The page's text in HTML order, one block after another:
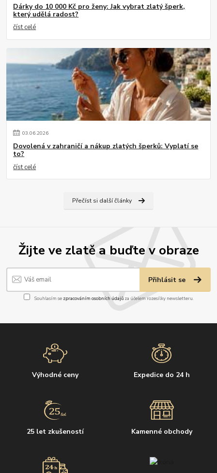
Dárky do 10 000 Kč pro ženy: Jak vybrat zlatý šperk,
který udělá radost?
číst celé
03.06.2026
Dovolená v zahraničí a nákup zlatých šperků: Vyplatí se
to?
číst celé
Přečíst si další články
Žijte ve zlatě a buďte v obraze
Přihlásit se
Souhlasím se zpracováním osobních údajůza účelem rozesílky newsletteru.
Výhodné ceny Expedice do 24 h
25 let zkušeností Kamenné obchody